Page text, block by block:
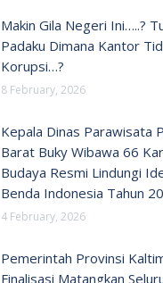
Makin Gila Negeri Ini…..?
Padaku Dimana Kantor
Korupsi…?
8 February, 2026
Kepala Dinas Parawisata
Barat Buky Wibawa 66
Budaya Resmi Lindungi
Benda Indonesia Tahun
4 February, 2026
Pemerintah Provinsi
Finalisasi Matangkan